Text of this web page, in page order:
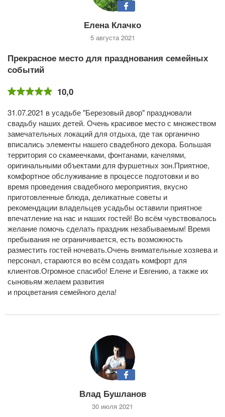
Елена Клачко
5 августа 2021
Прекрасное место для празднования семейных
событий
10,0
31.07.2021 в усадьбе "Березовый двор" праздновали
свадьбу наших детей. Очень красивое место с множеством
замечательных локаций для отдыха, где так органично
вписались элементы нашего свадебного декора. Большая
территория со скамеечками, фонтанами, качелями,
оригинальными объектами для фуршетных зон.Приятное,
комфортное обслуживание в процессе подготовки и во
время проведения свадебного мероприятия, вкусно
приготовленные блюда, деликатные советы и
рекомендации владельцев усадьбы оставили приятное
впечатление на нас и наших гостей! Во всём чувствовалось
желание помочь сделать праздник незабываемым! Время
пребывания не ограничивается, есть возможность
разместить гостей ночевать.Очень внимательные хозяева и
персонал, стараются во всём создать комфорт для
клиентов.Огромное спасибо! Елене и Евгению, а также их
сыновьям желаем развития
и процветания семейного дела!
Влад Бушланов
30 июля 2021